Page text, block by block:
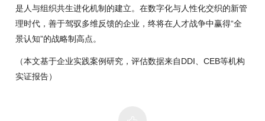
是人与组织共生进化机制的建立。在数字化与人性化交织的新管
理时代，善于驾驭多维反馈的企业，终将在人才战争中赢得“全
景认知”的战略制高点。
（本文基于企业实践案例研究，评估数据来自DDI、CEB等机构
实证报告）